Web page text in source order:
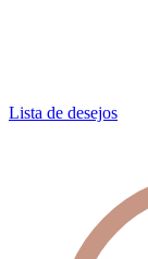
Lista de desejos